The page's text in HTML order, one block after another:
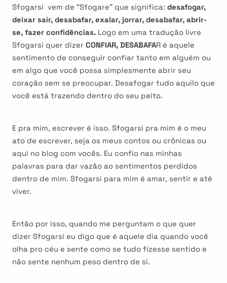
Sfogarsi vem de “Sfogare” que significa: desafogar,
deixar sair, desabafar, exalar, jorrar, desabafar, abrir-
se, fazer confidências. Logo em uma tradução livre
Sfogarsi quer dizer CONFIAR, DESABAFAR é aquele
sentimento de conseguir confiar tanto em alguém ou
em algo que você possa simplesmente abrir seu
coração sem se preocupar. Desafogar tudo aquilo que
você está trazendo dentro do seu peito.
E pra mim, escrever é isso. Sfogarsi pra mim é o meu
ato de escrever, seja os meus contos ou crônicas ou
aqui no blog com vocês. Eu confio nas minhas
palavras para dar vazão ao sentimentos perdidos
dentro de mim. Sfogarsi para mim é amar, sentir e até
viver.
Então por isso, quando me perguntam o que quer
dizer Sfogarsi eu digo que é aquele dia quando você
olha pro céu e sente como se tudo fizesse sentido e
não sente nenhum peso dentro de si.